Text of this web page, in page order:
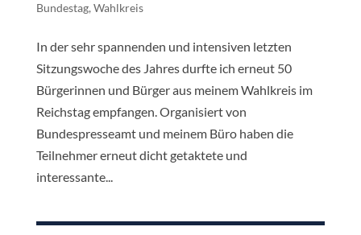
Bundestag,Wahlkreis
In der sehr spannenden und intensiven letzten
Sitzungswoche des Jahres durfte ich erneut 50
Bürgerinnen und Bürger aus meinem Wahlkreis im
Reichstag empfangen. Organisiert von
Bundespresseamt und meinem Büro haben die
Teilnehmer erneut dicht getaktete und
interessante...